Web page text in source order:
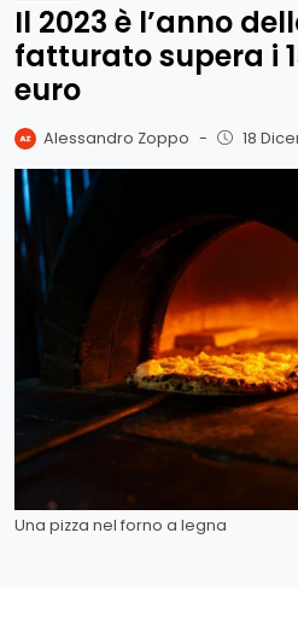
Il 2023 è l’anno
fatturato supera i
euro
Alessandro Zoppo - 18
Una pizza nel forno a legna